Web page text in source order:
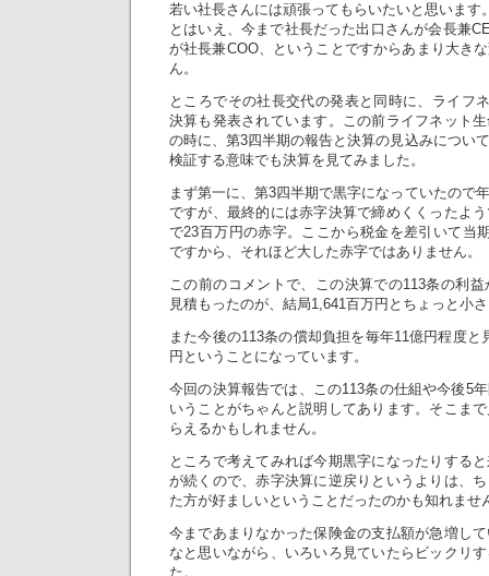
若い社長さんには頑張ってもらいたいと思います
とはいえ、今まで社長だった出口さんが会長兼
が社長兼COO、ということですからあまり大き
ん。
ところでその社長交代の発表と同時に、ライフ
決算も発表されています。この前ライフネット
の時に、第3四半期の報告と決算の見込みについ
検証する意味でも決算を見てみました。
まず第一に、第3四半期で黒字になっていたので
ですが、最終的には赤字決算で締めくくったよ
で23百万円の赤字。ここから税金を差引いて当
ですから、それほど大した赤字ではありません。
この前のコメントで、この決算での113条の利
見積もったのが、結局1,641百万円とちょっと小
また今後の113条の償却負担を毎年11億円程度と
円ということになっています。
今回の決算報告では、この113条の仕組や今後5
いうことがちゃんと説明してあります。そこま
らえるかもしれません。
ところで考えてみれば今期黒字になったりする
が続くので、赤字決算に逆戻りというよりは、
た方が好ましいということだったのかも知れませ
今まであまりなかった保険金の支払額が急増し
なと思いながら、いろいろ見ていたらビックリ
た。